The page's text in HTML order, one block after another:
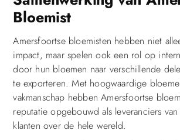
Bloemist
Amersfoortse bloemisten hebben niet
impact, maar spelen ook een rol op
door hun bloemen naar verschillende
te exporteren. Met hoogwaardige
vakmanschap hebben Amersfoortse
reputatie opgebouwd als leveranciers
klanten over de hele wereld.